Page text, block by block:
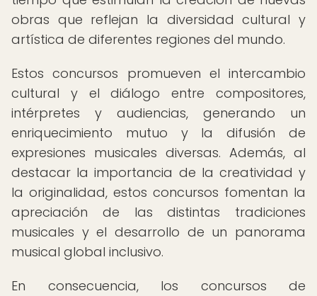
obras que reflejan la diversidad cultural y
artística de diferentes regiones del mundo.
Estos concursos promueven el intercambio
cultural y el diálogo entre compositores,
intérpretes y audiencias, generando un
enriquecimiento mutuo y la difusión de
expresiones musicales diversas. Además, al
destacar la importancia de la creatividad y
la originalidad, estos concursos fomentan la
apreciación de las distintas tradiciones
musicales y el desarrollo de un panorama
musical global inclusivo.
En consecuencia, los concursos de